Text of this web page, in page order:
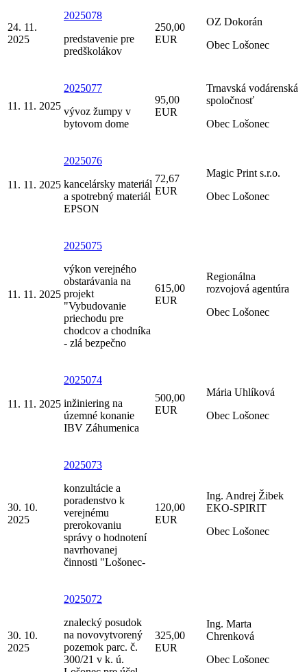
24. 11.
2025
2025078
predstavenie pre
predškolákov
250,00
EUR
OZ Dokorán
Obec Lošonec
11. 11. 2025
2025077
vývoz žumpy v
bytovom dome
95,00
EUR
Trnavská vodárenská
spoločnosť
Obec Lošonec
11. 11. 2025
2025076
kancelársky materiál
a spotrebný materiál
EPSON
72,67
EUR
Magic Print s.r.o.
Obec Lošonec
11. 11. 2025
2025075
výkon verejného
obstarávania na
projekt
"Vybudovanie
priechodu pre
chodcov a chodníka
- zlá bezpečno
615,00
EUR
Regionálna
rozvojová agentúra
Obec Lošonec
11. 11. 2025
2025074
inžiniering na
územné konanie
IBV Záhumenica
500,00
EUR
Mária Uhlíková
Obec Lošonec
30. 10.
2025
2025073
konzultácie a
poradenstvo k
verejnému
prerokovaniu
správy o hodnotení
navrhovanej
činnosti "Lošonec-
120,00
EUR
Ing. Andrej Žibek
EKO-SPIRIT
Obec Lošonec
30. 10.
2025
2025072
znalecký posudok
na novovytvorený
pozemok parc. č.
300/21 v k. ú.
325,00
EUR
Ing. Marta
Chrenková
Obec Lošonec